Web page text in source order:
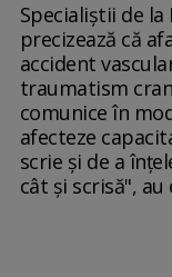
Specialiştii de
precizează că
accident
traumatism
comunice în
afecteze
scrie şi de a
cât şi scrisă",